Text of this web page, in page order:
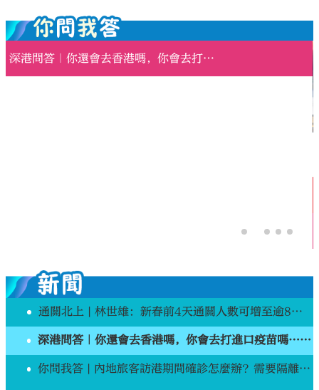
深港問答｜你還會去香港嗎，你會去打進口疫苗嗎……答案出乎意料
通關北上 | 林世雄：新春前4天通關人數可增至逾8萬人
深港問答｜你還會去香港嗎，你會去打進口疫苗嗎……答案出乎意料
你問我答 | 內地旅客訪港期間確診怎麼辦？需要隔離嗎？費用如何？